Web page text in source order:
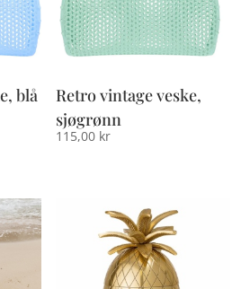
blå
Retro vintage veske,
sjøgrønn
115,00 kr